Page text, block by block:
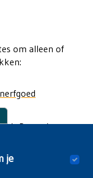
om alleen of
Brussel
trouwens ook het
de
je